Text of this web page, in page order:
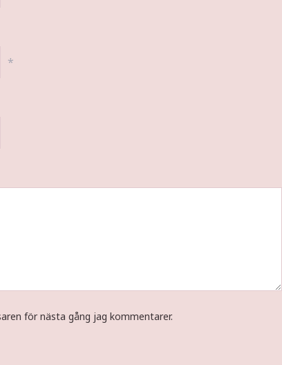
*
för nästa gång jag kommentarer.